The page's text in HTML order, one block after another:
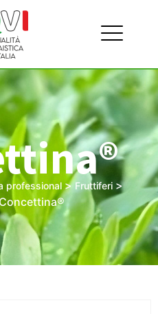
professional>Fruttiferi>
Concettina®